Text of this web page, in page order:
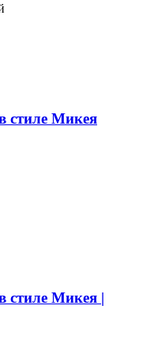
стиле Микея
стиле Микея |